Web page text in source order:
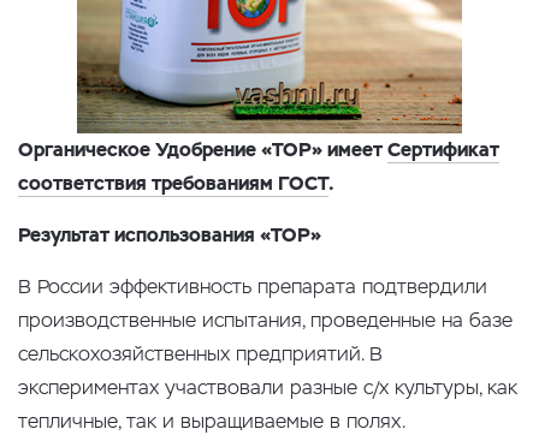
Органическое Удобрение «ТОР» имеетСертификат
соответствия требованиям ГОСТ.
Результат использования «ТОР»
В России эффективность препарата подтвердили
производственные испытания, проведенные на базе
сельскохозяйственных предприятий. В
экспериментах участвовали разные с/х культуры, как
тепличные, так и выращиваемые в полях.